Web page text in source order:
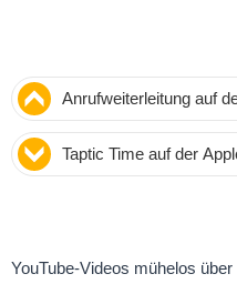
Anrufweiterleitung auf
bei jedem Anbieter ein
Taptic Time auf der
– Unsere
YouTube-Videos mühelos